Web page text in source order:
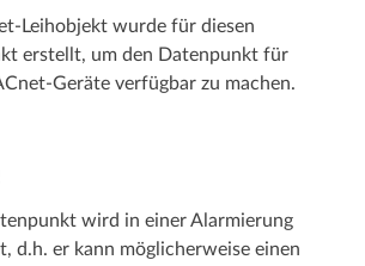
Leihobjekt wurde für diesen
erstellt, um den Datenpunkt für
Geräte verfügbar zu machen.
wird in einer Alarmierung
d.h. er kann möglicherweise einen